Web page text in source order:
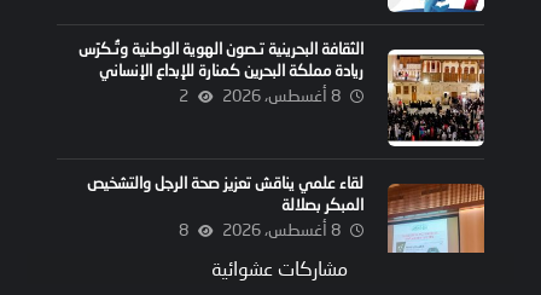
الثقافة البحرينية تـصون الهوية الوطنية وتُـكرّس
ريادة مملكة البحرين كمنارة للإبداع الإنساني
8 أغسطس، 2026 2
لقاء علمي يناقش تعزيز صحة الرجل والتشخيص
المبكر بصلالة
8 أغسطس، 2026 8
مشاركات عشوائية